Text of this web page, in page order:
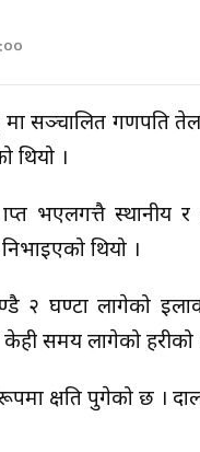
मा सञ्चालित गणपति
थियो ।
भएलगत्तै स्थानीय र
थियो ।
२ घण्टा लागेको
समय लागेको
क्षति पुगेको छ । दाल